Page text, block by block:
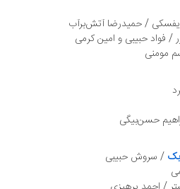
/ حمیدرضا آتش‌برآب
/ فواد حبیبی و امین کرمی
مومنی
حسن‌بیگی
/ سروش حبیبی